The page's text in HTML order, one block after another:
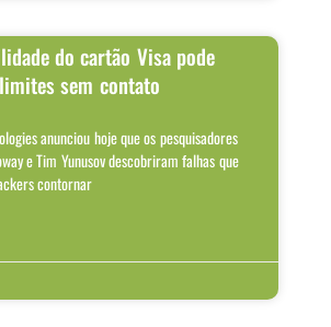
do cartão Visa pode
sem contato
anunciou hoje que os pesquisadores
e Tim Yunusov descobriram falhas que
contornar